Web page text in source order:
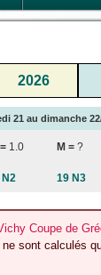
2026
21 au dimanche
= 1.0 M = ?
19 N3
Coupe de
sont calculés